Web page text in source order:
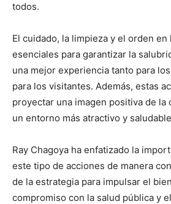
todos.
El cuidado, la limpieza y el orden
esenciales para garantizar la
una mejor experiencia tanto para
para los visitantes. Además, estas
proyectar una imagen positiva de la
un entorno más atractivo y
Ray Chagoya ha enfatizado la
este tipo de acciones de manera
de la estrategia para impulsar el
compromiso con la salud pública y